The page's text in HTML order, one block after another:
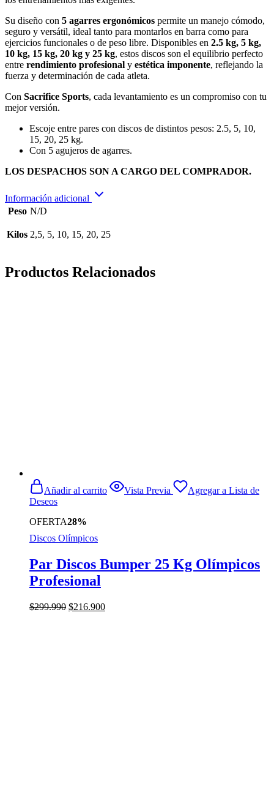
Su diseño con 5 agarres ergonómicos permite un manejo cómodo,
seguro y versátil, ideal tanto para montarlos en barra como para
ejercicios funcionales o de peso libre. Disponibles en 2.5 kg, 5 kg,
10 kg, 15 kg, 20 kg y 25 kg, estos discos son el equilibrio perfecto
entre rendimiento profesional y estética imponente, reflejando la
fuerza y determinación de cada atleta.
Con Sacrifice Sports, cada levantamiento es un compromiso con tu
mejor versión.
Escoje entre pares con discos de distintos pesos: 2.5, 5, 10,
15, 20, 25 kg.
Con 5 agujeros de agarres.
LOS DESPACHOS SON A CARGO DEL COMPRADOR.
Información adicional
Peso N/D
Kilos 2,5, 5, 10, 15, 20, 25
Productos Relacionados
OFERTA28%
Añadir al carrito Vista Previa
Agregar a Lista de
Deseos
Discos Olímpicos
Par Discos Bumper 25 Kg Olímpicos
Profesional
$299.990 El
$216.900El